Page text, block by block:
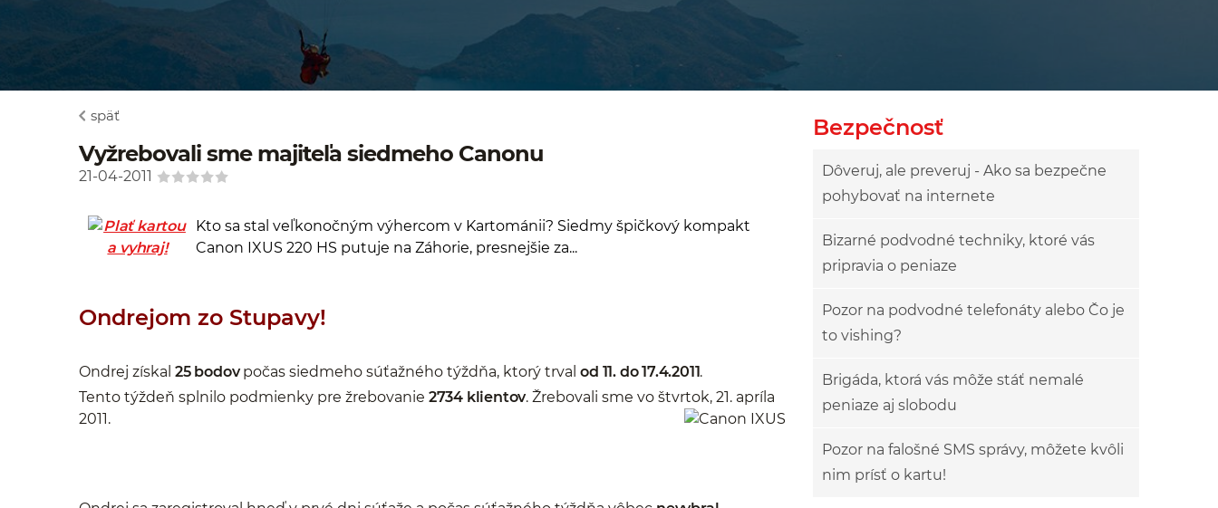
späť
Vyžrebovali sme majiteľa siedmeho Canonu
21-04-2011
Kto sa stal veľkonočným výhercom v Kartománii? Siedmy špičkový kompakt
Canon IXUS 220 HS putuje na Záhorie, presnejšie za...
Ondrejom zo Stupavy!
Ondrej získal 25 bodovpočas siedmeho súťažného týždňa, ktorý trval od 11. do 17.4.2011.
Tento týždeň splnilo podmienky pre žrebovanie 2734 klientov. Žrebovali sme vo štvrtok, 21. apríla
2011.
Bezpečnosť
Dôveruj, ale preveruj - Ako sa bezpečne
pohybovať na internete
Bizarné podvodné techniky, ktoré vás
pripravia o peniaze
Pozor na podvodné telefonáty alebo Čo je
to vishing?
Brigáda, ktorá vás môže stáť nemalé
peniaze aj slobodu
Pozor na falošné SMS správy, môžete kvôli
nim prísť o kartu!